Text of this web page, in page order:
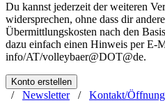
Du kannst jederzeit der weiteren
widersprechen, ohne dass dir
Übermittlungskosten nach den
dazu einfach einen Hinweis per E-
info/AT/volleybaer@DOT@de.
Konto erstellen
/ Newsletter/ Kontakt/